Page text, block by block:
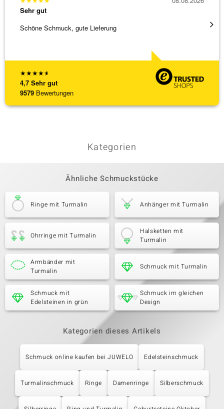
★★★★★
4,7 Sehr gut
9579 Bewertungen
Sehr gut
Schöne Schmuck, gute Lieferung
Kategorien
Ähnliche Schmuckstücke
Ringe mit Turmalin Anhänger mit Turmalin
Ohrringe mit Turmalin
Halsketten mit
Turmalin
Armbänder mit
Turmalin
Schmuck mit Turmalin
Schmuck mit
Edelsteinen in grün
Schmuck im gleichen
Design
Kategorien dieses Artikels
Schmuck online kaufen bei JUWELO Edelsteinschmuck
Turmalinschmuck Ringe Damenringe Silberschmuck